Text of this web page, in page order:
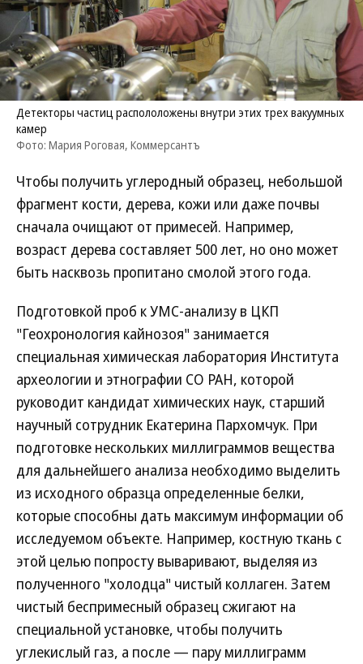
Детекторы частиц распололожены внутри этих трех вакуумных
камер
Фото: Мария Роговая, Коммерсантъ
Чтобы получить углеродный образец, небольшой
фрагмент кости, дерева, кожи или даже почвы
сначала очищают от примесей. Например,
возраст дерева составляет 500 лет, но оно может
быть насквозь пропитано смолой этого года.
Подготовкой проб к УМС-анализу в ЦКП
"Геохронология кайнозоя" занимается
специальная химическая лаборатория Института
археологии и этнографии СО РАН, которой
руководит кандидат химических наук, старший
научный сотрудник Екатерина Пархомчук. При
подготовке нескольких миллиграммов вещества
для дальнейшего анализа необходимо выделить
из исходного образца определенные белки,
которые способны дать максимум информации об
исследуемом объекте. Например, костную ткань с
этой целью попросту вываривают, выделяя из
полученного "холодца" чистый коллаген. Затем
чистый беспримесный образец сжигают на
специальной установке, чтобы получить
углекислый газ, а после — пару миллиграмм